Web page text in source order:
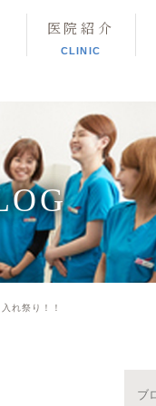
医院紹介
CLINIC
れ祭り！！